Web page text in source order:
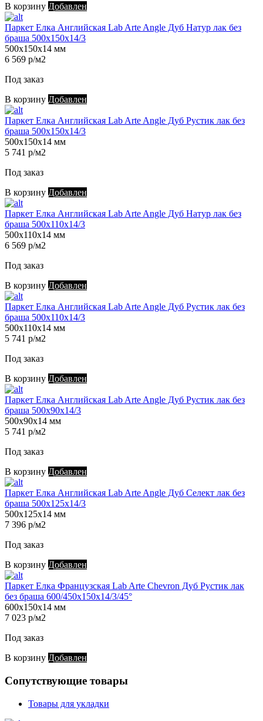
В корзину Добавлен
Паркет Елка Английская Lab Arte Angle Дуб Натур лак без
браша 500х150х14/3
500х150х14 мм
6 569 р/м2
Под заказ
В корзину Добавлен
Паркет Елка Английская Lab Arte Angle Дуб Рустик лак без
браша 500х150х14/3
500х150х14 мм
5 741 р/м2
Под заказ
В корзину Добавлен
Паркет Елка Английская Lab Arte Angle Дуб Натур лак без
браша 500х110х14/3
500х110х14 мм
6 569 р/м2
Под заказ
В корзину Добавлен
Паркет Елка Английская Lab Arte Angle Дуб Рустик лак без
браша 500х110х14/3
500х110х14 мм
5 741 р/м2
Под заказ
В корзину Добавлен
Паркет Елка Английская Lab Arte Angle Дуб Рустик лак без
браша 500х90х14/3
500х90х14 мм
5 741 р/м2
Под заказ
В корзину Добавлен
Паркет Елка Английская Lab Arte Angle Дуб Селект лак без
браша 500х125х14/3
500х125х14 мм
7 396 р/м2
Под заказ
В корзину Добавлен
Паркет Елка Французская Lab Arte Chevron Дуб Рустик лак
без браша 600/450х150х14/3/45°
600х150х14 мм
7 023 р/м2
Под заказ
В корзину Добавлен
Сопутствующие товары
Товары для укладки